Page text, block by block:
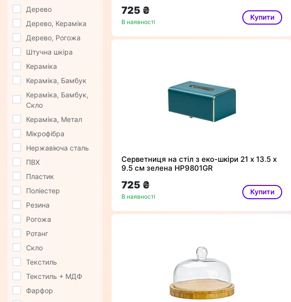
Дерево
Дерево, Кераміка
Дерево, Рогожа
Штучна шкіра
Кераміка
Кераміка, Бамбук
Кераміка, Бамбук,
Скло
Кераміка, Метал
Мікрофібра
Нержавіюча сталь
ПВХ
Пластик
Поліестер
Резина
Рогожа
Ротанг
Скло
Текстиль
Текстиль + МДФ
Фарфор
725 ₴
В наявності
Купити
Серветниця на стіл з еко-шкіри 21 х 13.5 х
9.5 см зелена HP9801GR
725 ₴
В наявності
Купити